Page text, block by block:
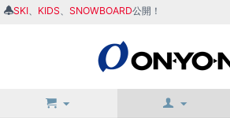
SKI KIDS SNOWBOARD公開！